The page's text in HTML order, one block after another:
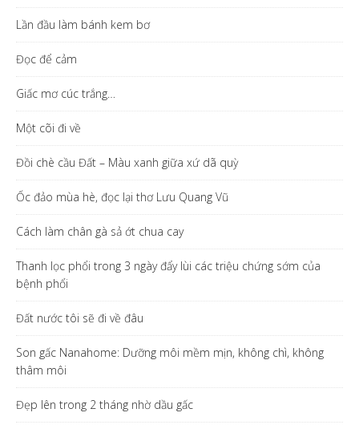
Lần đầu làm bánh kem bơ
Đọc để cảm
Giấc mơ cúc trắng…
Một cõi đi về
Đồi chè cầu Đất – Màu xanh giữa xứ dã quỳ
Ốc đảo mùa hè, đọc lại thơ Lưu Quang Vũ
Cách làm chân gà sả ớt chua cay
Thanh lọc phổi trong 3 ngày đẩy lùi các triệu chứng sớm của
bệnh phổi
Đất nước tôi sẽ đi về đâu
Son gấc Nanahome: Dưỡng môi mềm mịn, không chì, không
thâm môi
Đẹp lên trong 2 tháng nhờ dầu gấc